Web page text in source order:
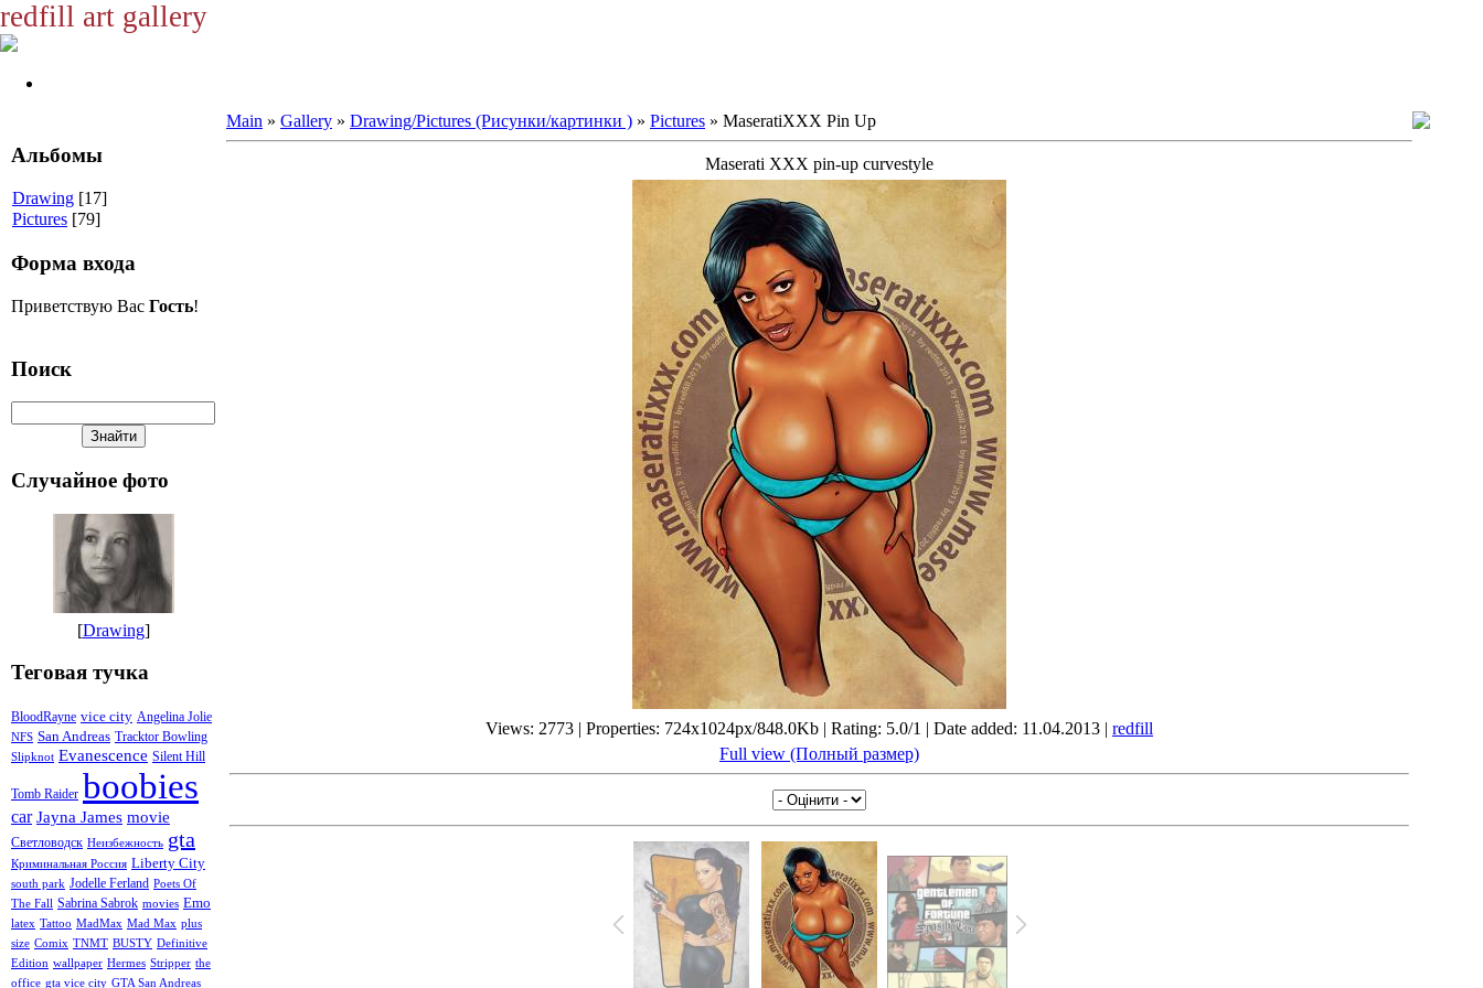
redfill art gallery
Альбомы
Drawing [17]
Pictures [79]
Форма входа
Приветствую Вас Гость!
Поиск
Случайное фото
[Drawing]
Теговая тучка
BloodRayne vice city Angelina Jolie
NFS San Andreas Tracktor Bowling
Slipknot Evanescence Silent Hill
Tomb Raider boobies
car Jayna James movie
Светловодск Неизбежность gta
Криминальная Россия Liberty City
south park Jodelle Ferland Poets Of
The Fall Sabrina Sabrok movies Emo
latex Tattoo MadMax Mad Max plus
size Comix TNMT BUSTY Definitive
Edition wallpaper Hermes Stripper the
office gta vice city GTA San Andreas
Main » Gallery » Drawing/Pictures (Рисунки/картинки ) » Pictures » MaseratiXXX Pin Up
Maserati XXX pin-up curvestyle
Views: 2773 | Properties: 724x1024px/848.0Kb | Rating: 5.0/1 | Date added: 11.04.2013 | redfill
Full view (Полный размер)